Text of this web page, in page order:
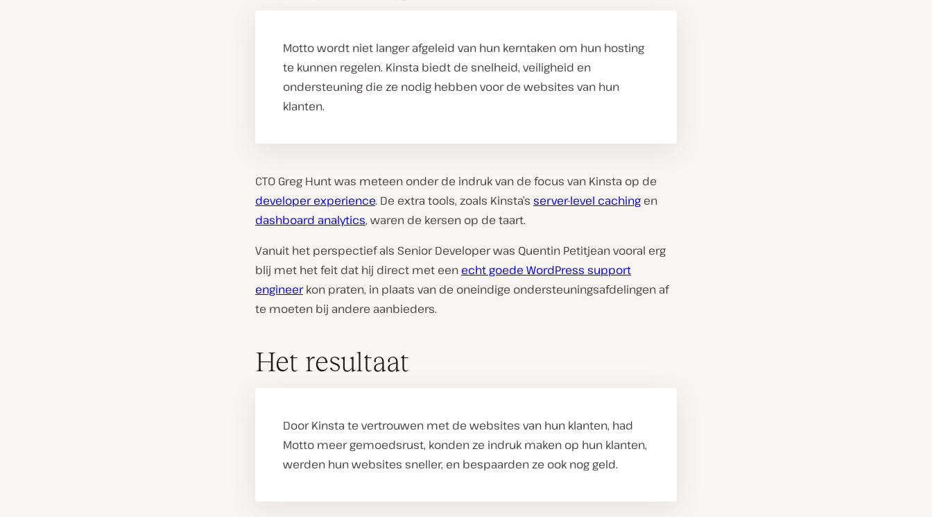
Motto wordt niet langer afgeleid van hun kerntaken om hun hosting
te kunnen regelen. Kinsta biedt de snelheid, veiligheid en
ondersteuning die ze nodig hebben voor de websites van hun
klanten.
CTO Greg Hunt was meteen onder de indruk van de focus van Kinsta op de
developer experience. De extra tools, zoals Kinsta’s server-level caching en
dashboard analytics, waren de kersen op de taart.
Vanuit het perspectief als Senior Developer was Quentin Petitjean vooral erg
blij met het feit dat hij direct met een echt goede WordPress support
engineerkon praten, in plaats van de oneindige ondersteuningsafdelingen af
te moeten bij andere aanbieders.
Het resultaat
Door Kinsta te vertrouwen met de websites van hun klanten, had
Motto meer gemoedsrust, konden ze indruk maken op hun klanten,
werden hun websites sneller, en bespaarden ze ook nog geld.